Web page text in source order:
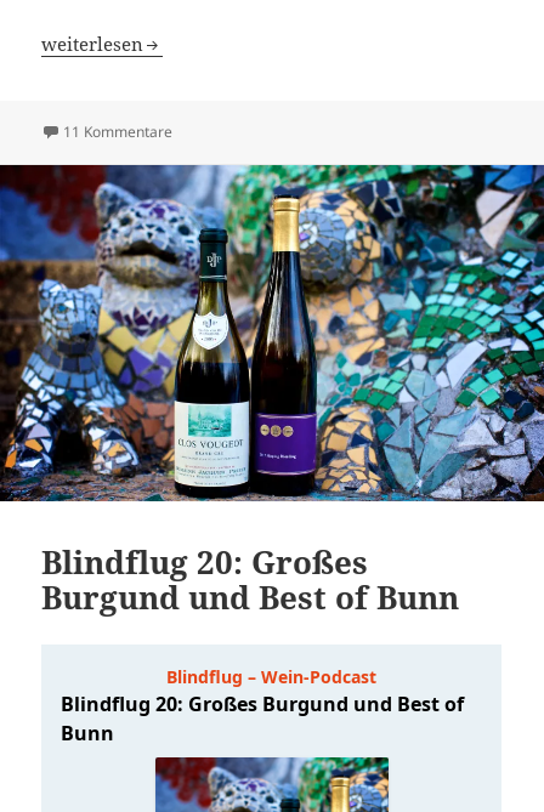
Blindflug 21: Kellersoftware und eine Lupe aus Schaum
weiterlesen
11 Kommentare
Blindflug 20: Großes
Burgund und Best of Bunn